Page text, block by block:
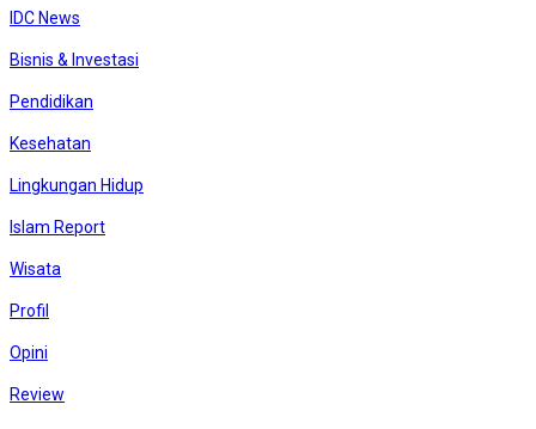
IDC News
Bisnis & Investasi
Pendidikan
Kesehatan
Lingkungan Hidup
Islam Report
Wisata
Profil
Opini
Review